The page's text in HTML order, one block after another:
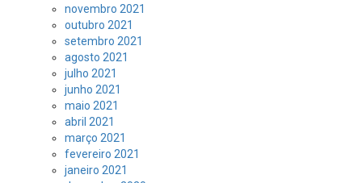
novembro 2021
outubro 2021
setembro 2021
agosto 2021
julho 2021
junho 2021
maio 2021
abril 2021
março 2021
fevereiro 2021
janeiro 2021